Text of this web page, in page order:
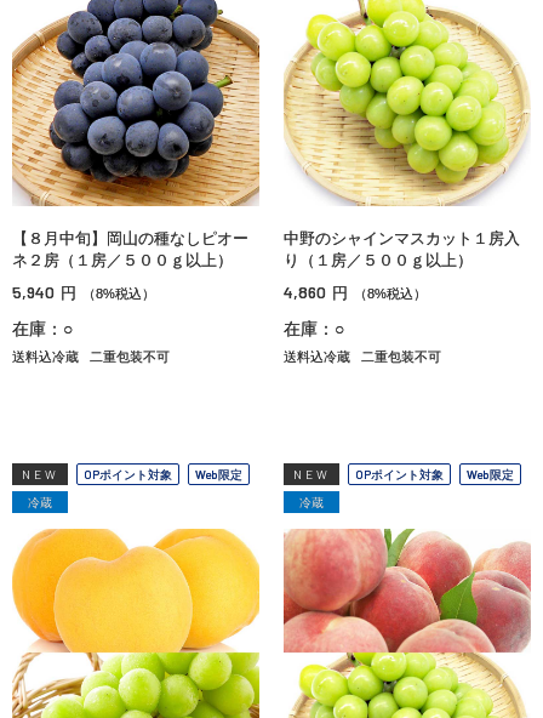
【８月中旬】岡山の種なしピオー
ネ２房（１房／５００ｇ以上）
5,940 円 （8%税込）
在庫：○
送料込冷蔵 二重包装不可
中野のシャインマスカット１房入
り（１房／５００ｇ以上）
4,860 円 （8%税込）
在庫：○
送料込冷蔵 二重包装不可
NEW OPポイント対象
Web限定
冷蔵
NEW OPポイント対象
Web限定
冷蔵